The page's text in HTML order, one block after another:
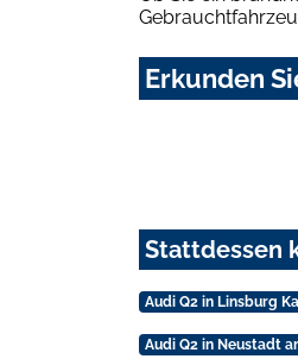
Erkunden
Stattdessen
Audi Q2 in Linsburg
Audi Q2 in Neustadt